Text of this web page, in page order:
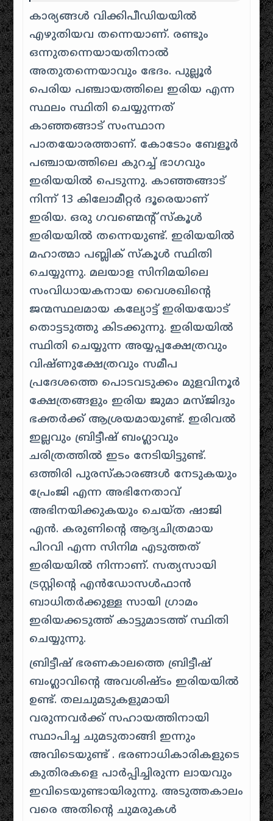
കാര്യങ്ങൾ വിക്കിപീഡിയയിൽ
എഴുതിയവ തന്നെയാണ്. രണ്ടും
ഒന്നുതന്നെയായതിനാൽ
അതുതന്നെയാവും ഭേദം. പുല്ലൂർ
പെരിയ പഞ്ചായത്തിലെ ഇരിയ എന്ന
സ്ഥലം സ്ഥിതി ചെയ്യുന്നത്
കാഞ്ഞങ്ങാട് സംസ്ഥാന
പാതയോരത്താണ്. കോടോം ബേളൂർ
പഞ്ചായത്തിലെ കുറച്ച് ഭാഗവും
ഇരിയയിൽ പെടുന്നു. കാഞ്ഞങ്ങാട്
നിന്ന് 13 കിലോമീറ്റർ ദൂരെയാണ്
ഇരിയ. ഒരു ഗവണ്മെന്റ് സ്കൂൾ
ഇരിയയിൽ തന്നെയുണ്ട്. ഇരിയയിൽ
മഹാത്മാ പബ്ലിക് സ്കൂൾ സ്ഥിതി
ചെയ്യുന്നു. മലയാള സിനിമയിലെ
സംവിധായകനായ വൈശഖിന്റെ
ജന്മസ്ഥലമായ കല്യോട്ട് ഇരിയയോട്
തൊട്ടടുത്തു കിടക്കുന്നു. ഇരിയയിൽ
സ്ഥിതി ചെയ്യുന്ന അയ്യപ്പക്ഷേത്രവും
വിഷ്ണുക്ഷേത്രവും സമീപ
പ്രദേശത്തെ പൊടവടുക്കം മുളവിനൂർ
ക്ഷേത്രങ്ങളും ഇരിയ ജുമാ മസ്ജിദും
ഭക്തർക്ക് ആശ്രയമായുണ്ട്. ഇരിവൽ
ഇല്ലവും ബ്രിട്ടീഷ് ബംഗ്ലാവും
ചരിത്രത്തിൽ ഇടം നേടിയിട്ടുണ്ട്.
ഒത്തിരി പുരസ്കാരങ്ങൾ നേടുകയും
പ്രേംജി എന്ന അഭിനേതാവ്
അഭിനയിക്കുകയും ചെയ്ത ഷാജി
എൻ. കരുണിന്റെ ആദ്യചിത്രമായ
പിറവി എന്ന സിനിമ എടുത്തത്
ഇരിയയിൽ നിന്നാണ്. സത്യസായി
ട്രസ്റ്റിന്റെ എൻഡോസൾഫാൻ
ബാധിതർക്കുള്ള സായി ഗ്രാമം
ഇരിയക്കടുത്ത് കാട്ടുമാടത്ത് സ്ഥിതി
ചെയ്യുന്നു.
ബ്രിട്ടീഷ് ഭരണകാലത്തെ ബ്രിട്ടീഷ്
ബംഗ്ലാവിന്റെ അവശിഷ്ടം ഇരിയയിൽ
ഉണ്ട്. തലചുമടുകളുമായി
വരുന്നവർക്ക് സഹായത്തിനായി
സ്ഥാപിച്ച ചുമടുതാങ്ങി ഇന്നും
അവിടെയുണ്ട് . ഭരണാധികാരികളുടെ
കുതിരകളെ പാർപ്പിച്ചിരുന്ന ലായവും
ഇവിടെയുണ്ടായിരുന്നു. അടുത്തകാലം
വരെ അതിന്റെ ചുമരുകൾ